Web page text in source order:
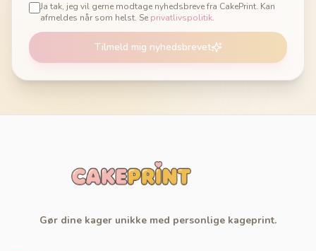
Ja tak, jeg vil gerne modtage nyhedsbreve fra CakePrint. Kan
afmeldes når som helst. Se privatlivspolitik.
Tilmeld mig nyhedsbrevet
Gør dine kager unikke med personlige kageprint.